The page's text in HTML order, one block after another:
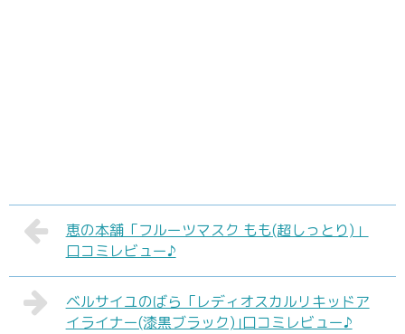
恵の本舗「フルーツマスク もも(超しっとり)」
口コミレビュー♪
ベルサイユのばら「レディオスカルリキッドア
イライナー(漆黒ブラック)｣口コミレビュー♪